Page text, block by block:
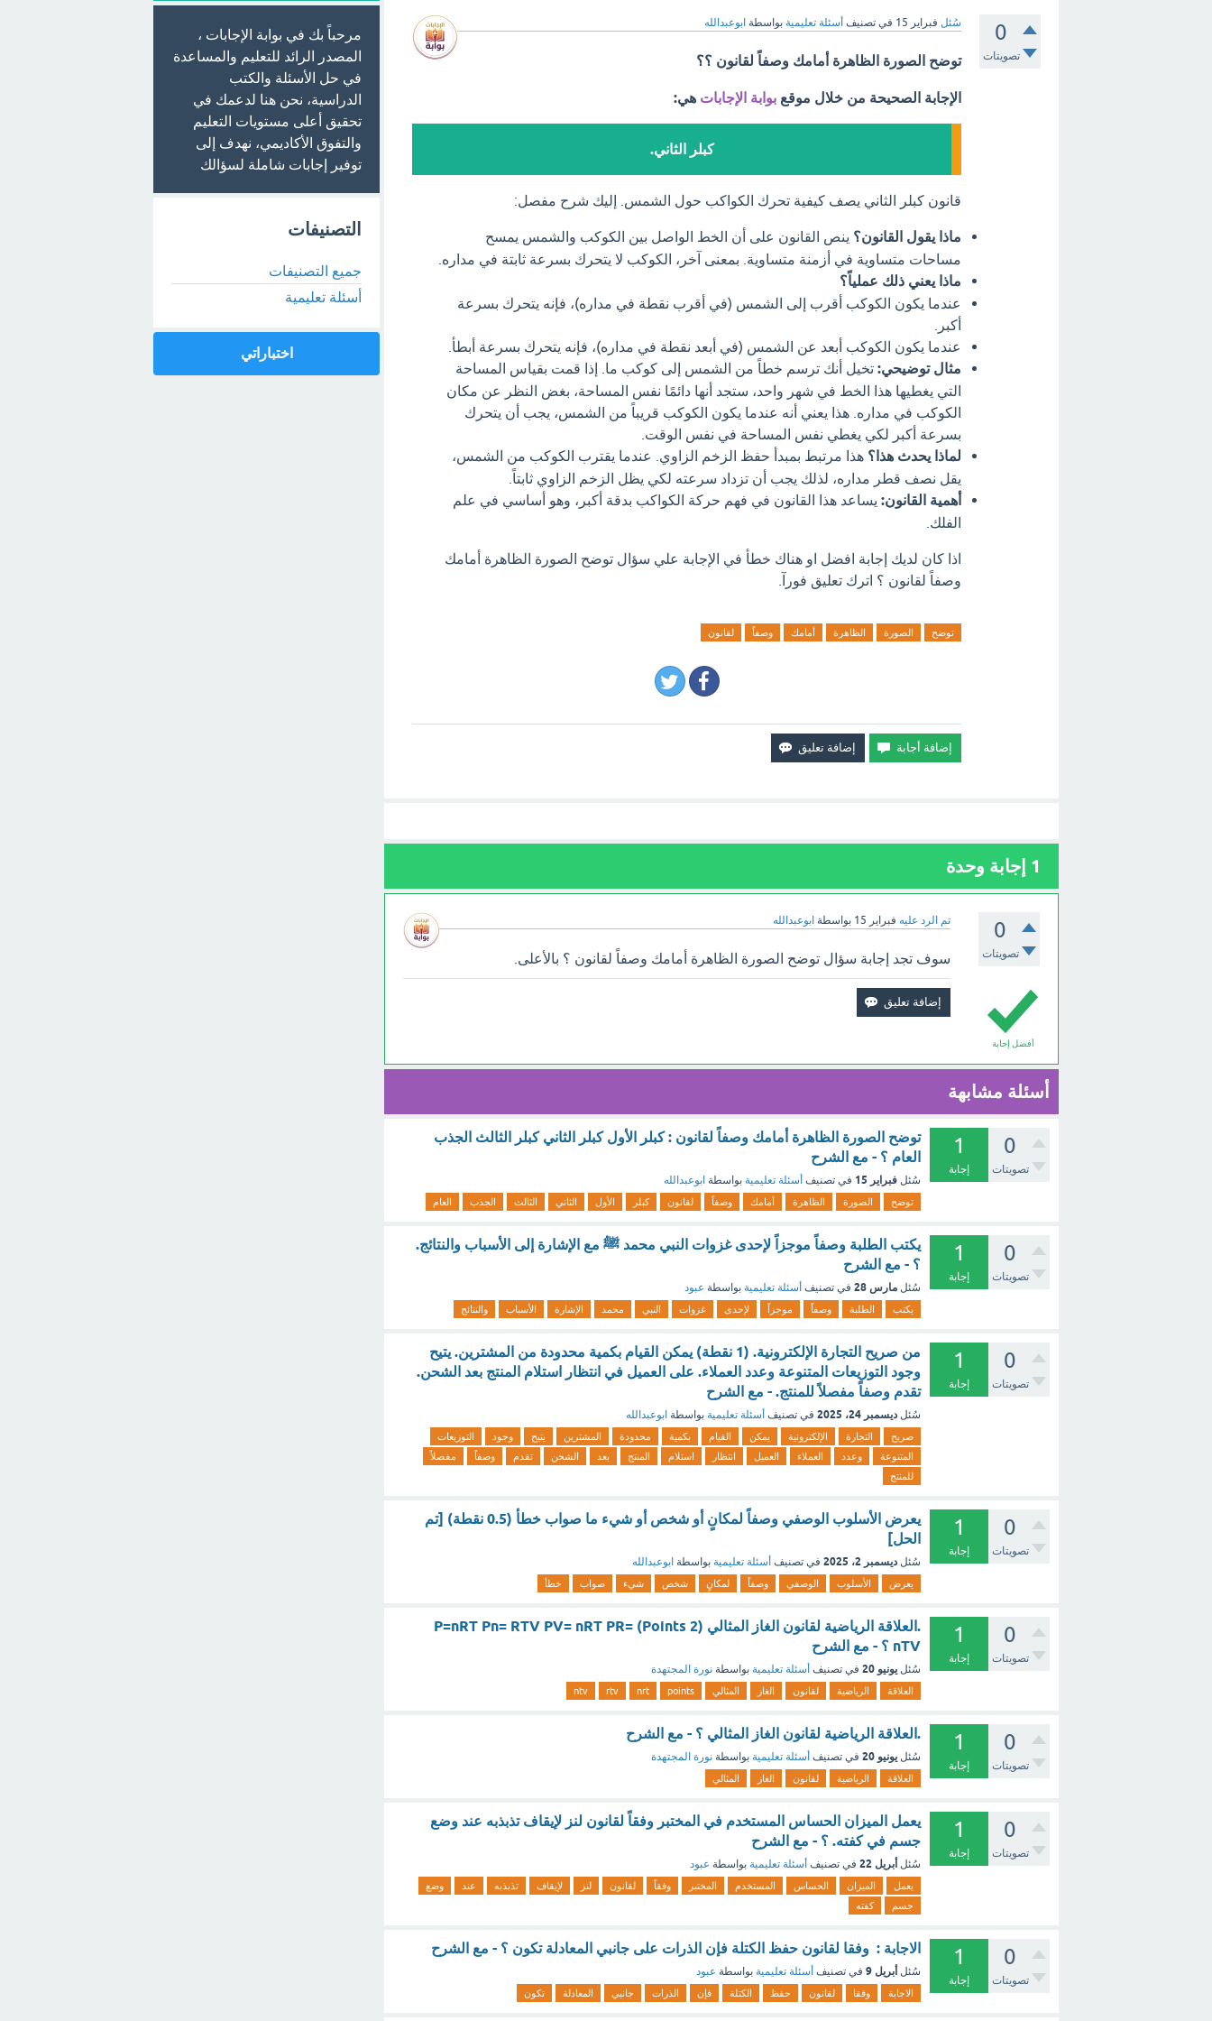
0
تصويتات
سُئل فبراير 15 في تصنيف أسئلة تعليمية بواسطة ابوعبدالله
توضح الصورة الظاهرة أمامك وصفاً لقانون ؟؟
الإجابة الصحيحة من خلال موقع بوابة الإجابات هي:
كبلر الثاني.
قانون كبلر الثاني يصف كيفية تحرك الكواكب حول الشمس. إليك شرح مفصل:
ماذا يقول القانون؟ ينص القانون على أن الخط الواصل بين الكوكب والشمس يمسح
مساحات متساوية في أزمنة متساوية. بمعنى آخر، الكوكب لا يتحرك بسرعة ثابتة في مداره.
ماذا يعني ذلك عملياً؟
عندما يكون الكوكب أقرب إلى الشمس (في أقرب نقطة في مداره)، فإنه يتحرك بسرعة
أكبر.
عندما يكون الكوكب أبعد عن الشمس (في أبعد نقطة في مداره)، فإنه يتحرك بسرعة أبطأ.
مثال توضيحي: تخيل أنك ترسم خطاً من الشمس إلى كوكب ما. إذا قمت بقياس المساحة
التي يغطيها هذا الخط في شهر واحد، ستجد أنها دائمًا نفس المساحة، بغض النظر عن مكان
الكوكب في مداره. هذا يعني أنه عندما يكون الكوكب قريباً من الشمس، يجب أن يتحرك
بسرعة أكبر لكي يغطي نفس المساحة في نفس الوقت.
لماذا يحدث هذا؟ هذا مرتبط بمبدأ حفظ الزخم الزاوي. عندما يقترب الكوكب من الشمس،
يقل نصف قطر مداره، لذلك يجب أن تزداد سرعته لكي يظل الزخم الزاوي ثابتاً.
أهمية القانون: يساعد هذا القانون في فهم حركة الكواكب بدقة أكبر، وهو أساسي في علم
الفلك.
اذا كان لديك إجابة افضل او هناك خطأ في الإجابة علي سؤال توضح الصورة الظاهرة أمامك
وصفاً لقانون ؟ اترك تعليق فورآ.
توضح الصورة الظاهرة أمامك وصفاً لقانون
1 إجابة وحدة
0
تصويتات
تم الرد عليه فبراير 15 بواسطة ابوعبدالله
أفضل إجابة
سوف تجد إجابة سؤال توضح الصورة الظاهرة أمامك وصفاً لقانون ؟ بالأعلى.
أسئلة مشابهة
0
تصويتات
1
إجابة
توضح الصورة الظاهرة أمامك وصفاً لقانون : كبلر الأول كبلر الثاني كبلر الثالث الجذب
العام ؟ - مع الشرح
سُئل فبراير 15 في تصنيف أسئلة تعليمية بواسطة ابوعبدالله
توضح الصورة الظاهرة أمامك وصفاً لقانون كبلر الأول الثاني الثالث الجذب العام
0
تصويتات
1
إجابة
يكتب الطلبة وصفاً موجزاً لإحدى غزوات النبي محمد ﷺ مع الإشارة إلى الأسباب والنتائج.
؟ - مع الشرح
سُئل مارس 28 في تصنيف أسئلة تعليمية بواسطة عبود
يكتب الطلبة وصفاً موجزاً لإحدى غزوات النبي محمد الإشارة الأسباب والنتائج
0
تصويتات
1
إجابة
من صريح التجارة الإلكترونية. (1 نقطة) يمكن القيام بكمية محدودة من المشترين. يتيح
وجود التوزيعات المتنوعة وعدد العملاء. على العميل في انتظار استلام المنتج بعد الشحن.
تقدم وصفاً مفصلاً للمنتج. - مع الشرح
سُئل ديسمبر 24، 2025 في تصنيف أسئلة تعليمية بواسطة ابوعبدالله
صريح التجارة الإلكترونية يمكن القيام بكمية محدودة المشترين يتيح وجود
التوزيعات
المتنوعة
وعدد العملاء العميل انتظار استلام المنتج بعد الشحن تقدم وصفاً
مفصلاً
للمنتج
0
تصويتات
1
إجابة
يعرض الأسلوب الوصفي وصفاً لمكانٍ أو شخص أو شيء ما صواب خطأ (0.5 نقطة) [تم
الحل]
سُئل ديسمبر 2، 2025 في تصنيف أسئلة تعليمية بواسطة ابوعبدالله
يعرض الأسلوب الوصفي وصفاً لمكانٍ شخص شيء صواب خطأ
0
تصويتات
1
إجابة
.العلاقة الرياضية لقانون الغاز المثالي (2 Points) P=nRT Pn= RTV PV= nRT PR=
nTV ؟ - مع الشرح
سُئل يونيو 20 في تصنيف أسئلة تعليمية بواسطة نورة المجتهدة
العلاقة الرياضية لقانون الغاز المثالي points
nrt
rtv
ntv
0
تصويتات
1
إجابة
.العلاقة الرياضية لقانون الغاز المثالي ؟ - مع الشرح
سُئل يونيو 20 في تصنيف أسئلة تعليمية بواسطة نورة المجتهدة
العلاقة الرياضية لقانون الغاز المثالي
0
تصويتات
1
إجابة
يعمل الميزان الحساس المستخدم في المختبر وفقاً لقانون لنز لإيقاف تذبذبه عند وضع
جسم في كفته. ؟ - مع الشرح
سُئل أبريل 22 في تصنيف أسئلة تعليمية بواسطة عبود
يعمل الميزان الحساس المستخدم المختبر وفقاً لقانون لنز لإيقاف تذبذبه عند
وضع
جسم
كفته
0
تصويتات
1
إجابة
الاجابة : وفقا لقانون حفظ الكتلة فإن الذرات على جانبي المعادلة تكون ؟ - مع الشرح
سُئل أبريل 9 في تصنيف أسئلة تعليمية بواسطة عبود
الاجابة وفقا لقانون حفظ الكتلة فإن الذرات جانبي المعادلة تكون
مرحباً بك في بوابة الإجابات ،
المصدر الرائد للتعليم والمساعدة
في حل الأسئلة والكتب
الدراسية، نحن هنا لدعمك في
تحقيق أعلى مستويات التعليم
والتفوق الأكاديمي، نهدف إلى
توفير إجابات شاملة لسؤالك
التصنيفات
جميع التصنيفات
أسئلة تعليمية
اختباراتي